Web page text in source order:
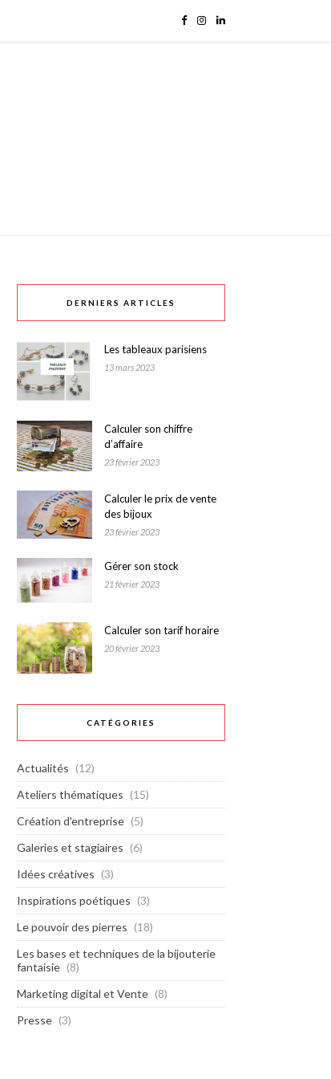
DERNIERS ARTICLES
Les tableaux parisiens
13 mars 2023
Calculer son chiffre
d’affaire
23 février 2023
Calculer le prix de vente
des bijoux
23 février 2023
Gérer son stock
21 février 2023
Calculer son tarif horaire
20 février 2023
CATÉGORIES
Actualités (12)
Ateliers thématiques (15)
Création d'entreprise (5)
Galeries et stagiaires (6)
Idées créatives (3)
Inspirations poétiques (3)
Le pouvoir des pierres (18)
Les bases et techniques de la bijouterie
fantaisie (8)
Marketing digital et Vente (8)
Presse (3)